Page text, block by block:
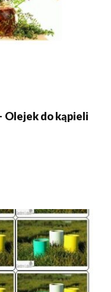
Olejek do kąpieli